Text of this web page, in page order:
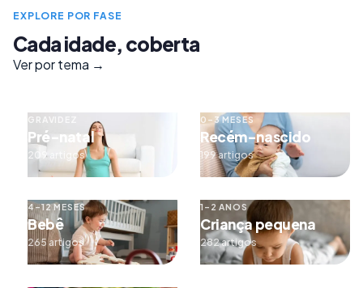
EXPLORE POR FASE
Cada idade, coberta
Ver por tema →
GRAVIDEZ
Pré-natal
209 artigos
0–3 MESES
Recém-nascido
199 artigos
4–12 MESES
Bebê
265 artigos
1–2 ANOS
Criança pequena
282 artigos